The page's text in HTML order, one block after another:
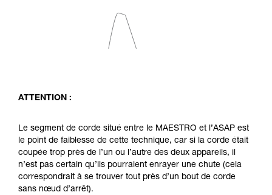
ATTENTION :
Le segment de corde situé entre le MAESTRO et l’ASAP est
le point de faiblesse de cette technique, car si la corde était
coupée trop près de l’un ou l’autre des deux appareils, il
n’est pas certain qu’ils pourraient enrayer une chute (cela
correspondrait à se trouver tout près d’un bout de corde
sans nœud d’arrêt).